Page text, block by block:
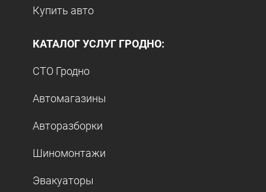
Купить авто
КАТАЛОГ УСЛУГ ГРОДНО:
СТО Гродно
Автомагазины
Авторазборки
Шиномонтажи
Эвакуаторы